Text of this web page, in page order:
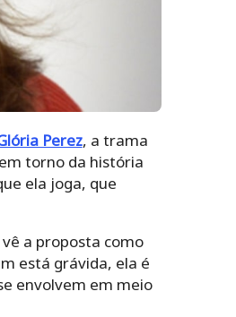
Perez, a trama
torno da história
ela joga, que
a proposta como
está grávida, ela é
envolvem em meio